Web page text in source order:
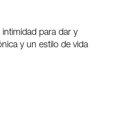
para dar y
y un estilo de vida